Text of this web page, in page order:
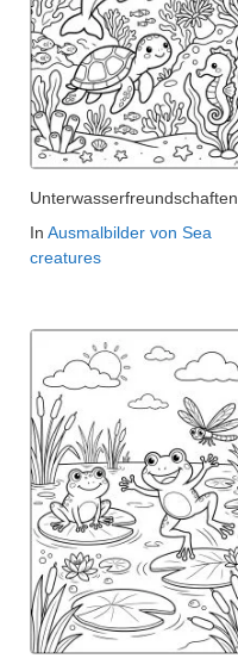
Unterwasserfreundschaften
In Ausmalbilder von Sea
creatures